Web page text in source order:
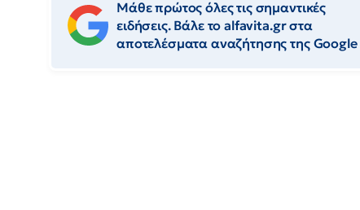
Μάθε πρώτος όλες τις σημαντικές
ειδήσεις. Βάλε το alfavita.gr στα
αποτελέσματα αναζήτησης της Google